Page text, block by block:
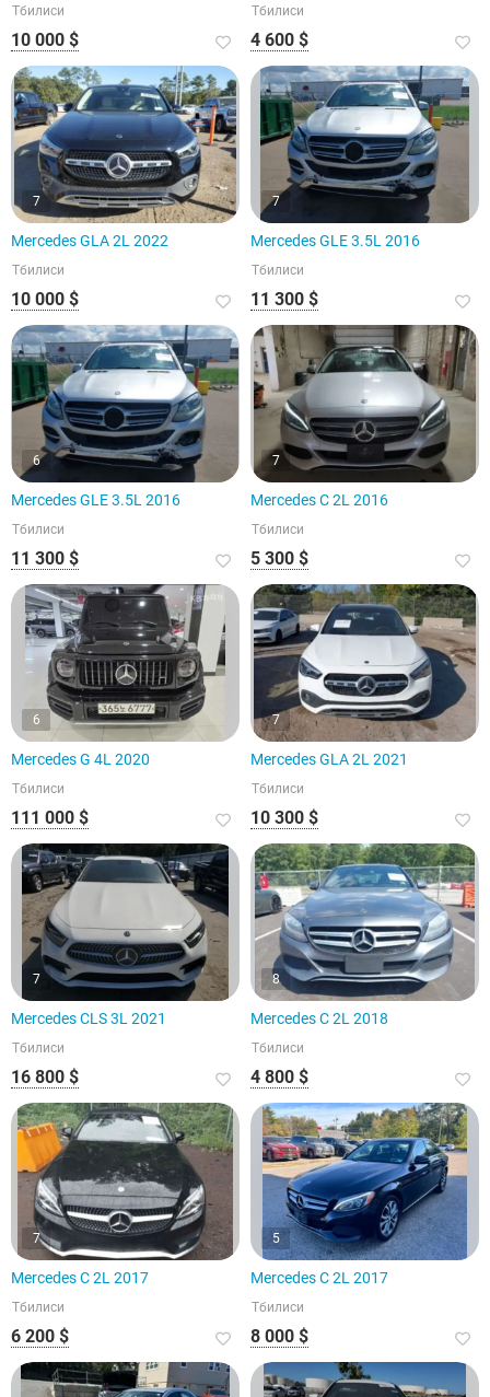
Тбилиси
10 000 $
Тбилиси
4 600 $
7
Mercedes GLA 2L 2022
Тбилиси
10 000 $
7
Mercedes GLE 3.5L 2016
Тбилиси
11 300 $
6
Mercedes GLE 3.5L 2016
Тбилиси
11 300 $
7
Mercedes C 2L 2016
Тбилиси
5 300 $
6
Mercedes G 4L 2020
Тбилиси
111 000 $
7
Mercedes GLA 2L 2021
Тбилиси
10 300 $
7
Mercedes CLS 3L 2021
Тбилиси
16 800 $
8
Mercedes C 2L 2018
Тбилиси
4 800 $
7
Mercedes C 2L 2017
Тбилиси
6 200 $
5
Mercedes C 2L 2017
Тбилиси
8 000 $